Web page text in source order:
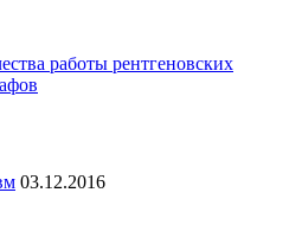
работы рентгеновских
03.12.2016